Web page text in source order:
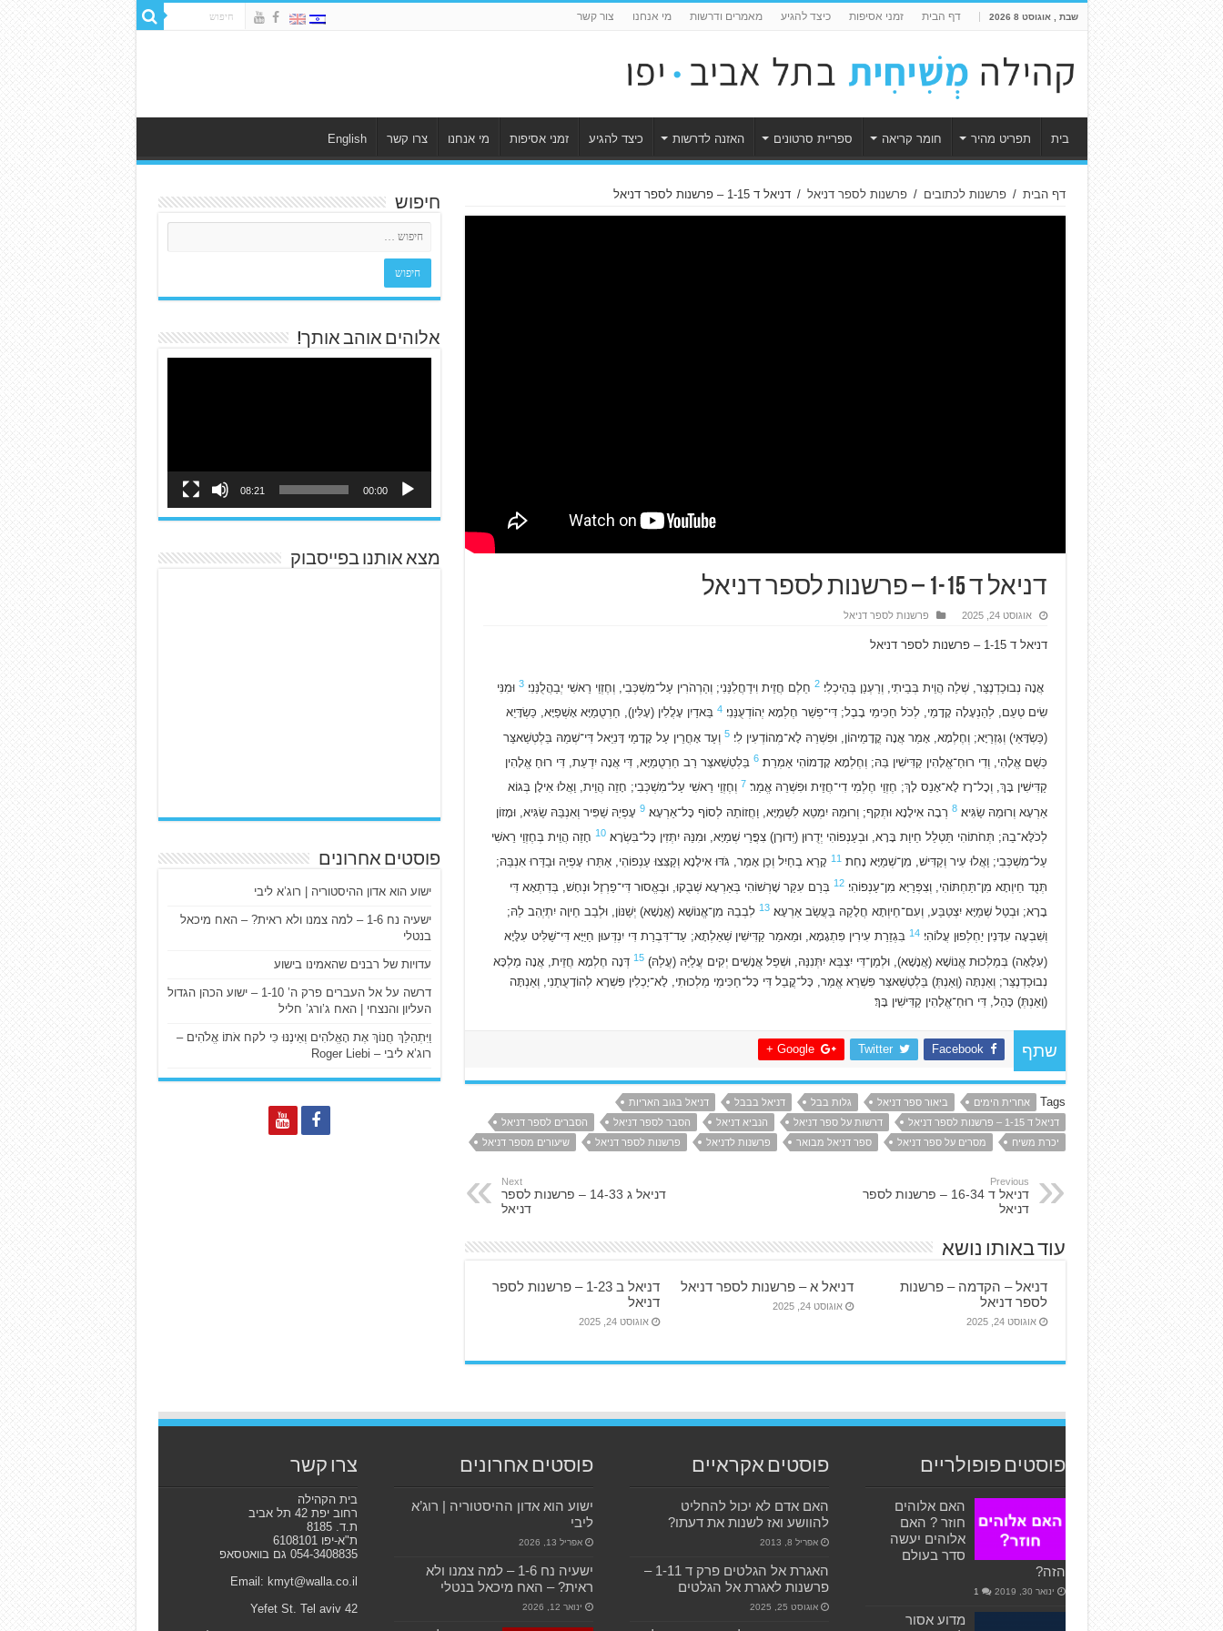
שבת , אוגוסט 8 2026 דף הבית זמני אסיפות כיצד להגיע מאמרים ודרשות מי אנחנו צור קשר
בית תפריט מהיר חומר קריאה ספריית סרטונים האזנה לדרשות כיצד להגיע זמני אסיפות מי אנחנו צרו קשר English
דף הבית / פרשנות לכתובים / פרשנות לספר דניאל / דניאל ד 1-15 – פרשנות לספר דניאל
דניאל ד 1-15 – פרשנות לספר דניאל
אוגוסט 24, 2025 פרשנות לספר דניאל
דניאל ד 1-15 – פרשנות לספר דניאל
אֲנָה נְבוּכַדְנֶצַּר, שְׁלֵה הֲוֵית בְּבֵיתִי, וְרַעְנַן בְּהֵיכְלִי׃2 חֵלֶם חֲזֵית וִידַחֲלִנַּנִי; וְהַרְהֹרִין עַל־מִשְׁכְּבִי, וְחֶזְוֵי רֵאשִׁי יְבַהֲלֻנַּנִי׃3 וּמִנִּי
שִׂים טְעֵם, לְהַנְעָלָה קָדָמַי, לְכֹל חַכִּימֵי בָבֶל; דִּי־פְשַׁר חֶלְמָא יְהוֹדְעֻנַּנִי׃4 בֵּאדַיִן עָלֲלִין (עָלִּין), חַרְטֻמַיָּא אָשְׁפַיָּא, כַּשְׂדָּיֵא
(כַּשְׂדָּאֵי) וְגָזְרַיָּא; וְחֶלְמָא, אָמַר אֲנָה קֳדָמֵיהוֹן, וּפִשְׁרֵהּ לָא־מְהוֹדְעִין לִי׃5 וְעַד אָחֳרֵין עַל קָדָמַי דָּנִיֵּאל דִּי־שְׁמֵהּ בֵּלְטְשַׁאצַּר
כְּשֻׁם אֱלָהִי, וְדִי רוּחַ־אֱלָהִין קַדִּישִׁין בֵּהּ; וְחֶלְמָא קָדָמוֹהִי אַמְרֵת׃6 בֵּלְטְשַׁאצַּר רַב חַרְטֻמַיָּא, דִּי אֲנָה יִדְעֵת, דִּי רוּחַ אֱלָהִין
קַדִּישִׁין בָּךְ, וְכָל־רָז לָא־אָנֵס לָךְ; חֶזְוֵי חֶלְמִי דִי־חֲזֵית וּפִשְׁרֵהּ אֱמַר׃ 7 וְחֶזְוֵי רֵאשִׁי עַל־מִשְׁכְּבִי; חָזֵה הֲוֵית, וַאֲלוּ אִילָן בְּגוֹא
אַרְעָא וְרוּמֵהּ שַׂגִּיא׃8 רְבָה אִילָנָא וּתְקִף; וְרוּמֵהּ יִמְטֵא לִשְׁמַיָּא, וַחֲזוֹתֵהּ לְסוֹף כָּל־אַרְעָא׃9 עָפְיֵהּ שַׁפִּיר וְאִנְבֵּהּ שַׂגִּיא, וּמָזוֹן
לְכֹלָּא־בֵהּ; תְּחֹתוֹהִי תַּטְלֵל חֵיוַת בָּרָא, וּבְעַנְפוֹהִי יְדֻרוּן (יְדוּרָן) צִפֲּרֵי שְׁמַיָּא, וּמִנֵּהּ יִתְּזִין כָּל־בִּשְׂרָא׃10 חָזֵה הֲוֵית בְּחֶזְוֵי רֵאשִׁי
עַל־מִשְׁכְּבִי; וַאֲלוּ עִיר וְקַדִּישׁ, מִן־שְׁמַיָּא נָחִת׃11 קָרֵא בְחַיִל וְכֵן אָמַר, גֹּדּוּ אִילָנָא וְקַצִּצוּ עַנְפוֹהִי, אַתַּרוּ עָפְיֵהּ וּבַדַּרוּ אִנְבֵּהּ;
תְּנֻד חֵיוְתָא מִן־תַּחְתּוֹהִי, וְצִפְּרַיָּא מִן־עַנְפוֹהִי׃12 בְּרַם עִקַּר שָׁרְשׁוֹהִי בְּאַרְעָא שְׁבֻקוּ, וּבֶאֱסוּר דִּי־פַרְזֶל וּנְחָשׁ, בְּדִתְאָא דִּי
בָרָא; וּבְטַל שְׁמַיָּא יִצְטַבַּע, וְעִם־חֵיוְתָא חֲלָקֵהּ בַּעֲשַׂב אַרְעָא׃13 לִבְבֵהּ מִן־אֱנוֹשָׁא (אֲנָשָׁא) יְשַׁנּוֹן, וּלְבַב חֵיוָה יִתְיְהִב לֵהּ;
וְשִׁבְעָה עִדָּנִין יַחְלְפוּן עֲלוֹהִי׃14 בִּגְזֵרַת עִירִין פִּתְגָמָא, וּמֵאמַר קַדִּישִׁין שְׁאֵלְתָא; עַד־דִּבְרַת דִּי יִנְדְּעוּן חַיַּיָּא דִּי־שַׁלִּיט עִלָּיָא
(עִלָּאָה) בְּמַלְכוּת אֱנוֹשָׁא (אֲנָשָׁא), וּלְמַן־דִּי יִצְבֵּא יִתְּנִנַּהּ, וּשְׁפַל אֲנָשִׁים יְקִים עֲלַיַּהּ (עֲלַהּ)׃15 דְּנָה חֶלְמָא חֲזֵית, אֲנָה מַלְכָּא
נְבוּכַדְנֶצַּר; וְאַנְתָּה (וְאַנְתְּ) בֵּלְטְשַׁאצַּר פִּשְׁרֵא אֱמַר, כָּל־קֳבֵל דִּי כָּל־חַכִּימֵי מַלְכוּתִי, לָא־יָכְלִין פִּשְׁרָא לְהוֹדָעֻתַנִי, וְאַנְתָּה
(וְאַנְתְּ) כָּהֵל, דִּי רוּחַ־אֱלָהִין קַדִּישִׁין בָּךְ׃
שתף Facebook
Twitter
Google +
Tags אחרית הימים ביאור ספר דניאל גלות בבל דניאל בבבל
דניאל בגוב האריות
דניאל ד 1-15 – פרשנות לספר דניאל
דרשות על ספר דניאל הנביא דניאל הסבר לספר דניאל
הסברים לספר דניאל
יכרת משיח
מסרים על ספר דניאל ספר דניאל מבואר פרשנות לדניאל פרשנות לספר דניאל שיעורים מספר דניאל
Previous
דניאל ד 16-34 – פרשנות לספר
דניאל
Next
דניאל ג 14-33 – פרשנות לספר
דניאל
עוד באותו נושא
דניאל – הקדמה – פרשנות
לספר דניאל
אוגוסט 24, 2025
דניאל א – פרשנות לספר דניאל
אוגוסט 24, 2025
דניאל ב 1-23 – פרשנות לספר
דניאל
אוגוסט 24, 2025
חיפוש
אלוהים אוהב אותך!
00:00
08:21
מצא אותנו בפייסבוק
פוסטים אחרונים
ישוע הוא אדון ההיסטוריה | רוג’א ליבי
ישעיה נח 1-6 – למה צמנו ולא ראית? – האח מיכאל
בנטלי
עדויות של רבנים שהאמינו בישוע
דרשה על אל העברים פרק ה’ 1-10 – ישוע הכהן הגדול
העליון והנצחי | האח ג’ורג’ חליל
וַיִּתְהַלֵּךְ חֲנוֹךְ אֶת הָאֱלֹהִים וְאֵינֶנּוּ כִּי לקח אֹתוֹ אֱלֹהִים –
רוג’א ליבי – Roger Liebi
פוסטים פופולריים
האם אלוהים
חוזר ? האם
אלוהים יעשה
סדר בעולם
הזה?
ינואר 30, 2019 1
מדוע אסור
פוסטים אקראיים
האם אדם לא יכול להחליט
להוושע ואז לשנות את דעתו?
אפריל 8, 2013
האגרת אל הגלטים פרק ד 1-11 –
פרשנות לאגרת אל הגלטים
אוגוסט 25, 2025
פוסטים אחרונים
ישוע הוא אדון ההיסטוריה | רוג’א
ליבי
אפריל 13, 2026
ישעיה נח 1-6 – למה צמנו ולא
ראית? – האח מיכאל בנטלי
ינואר 12, 2026
צרו קשר
בית הקהילה
רחוב יפת 42 תל אביב
ת.ד. 8185
ת"א-יפו 6108101
054-3408835 גם בוואטסאפ
Email: kmyt@walla.co.il
42 Yefet St. Tel aviv